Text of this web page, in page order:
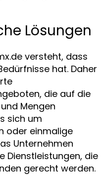
Lösungen
versteht, dass
hat. Daher
die auf die
Mengen
sich um
oder einmalige
Unternehmen
Dienstleistungen, die
gerecht werden.